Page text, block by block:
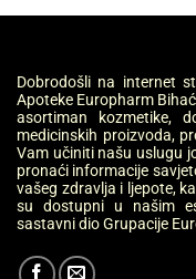
Dobrodošli na internet
Apoteke Europharm
asortiman kozmetike,
medicinskih proizvoda,
Vam učiniti našu uslugu
pronaći informacije
vašeg zdravlja i ljepote,
su dostupni u našim
sastavni dio Grupacije